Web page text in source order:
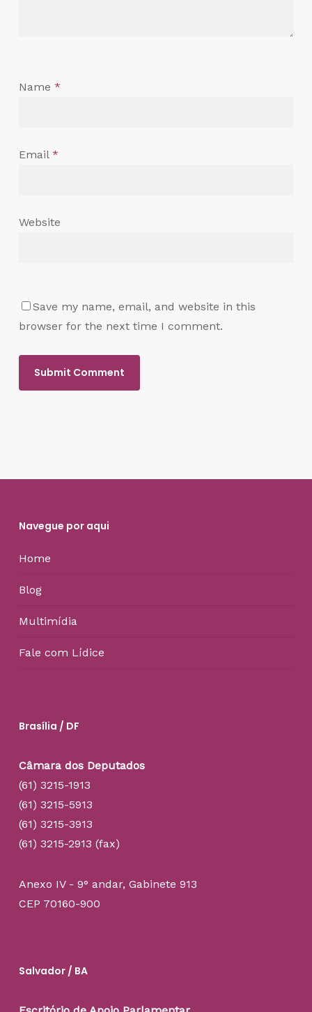
Name *
Email *
Website
Save my name, email, and website in this
browser for the next time I comment.
Navegue por aqui
Home
Blog
Multimídia
Fale com Lídice
Brasília / DF
Câmara dos Deputados
(61) 3215-1913
(61) 3215-5913
(61) 3215-3913
(61) 3215-2913 (fax)
Anexo IV - 9° andar, Gabinete 913
CEP 70160-900
Salvador / BA